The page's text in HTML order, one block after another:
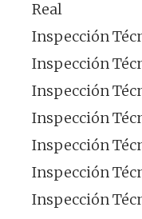
Real
Inspección
Inspección
Inspección
Inspección
Inspección
Inspección
Inspección